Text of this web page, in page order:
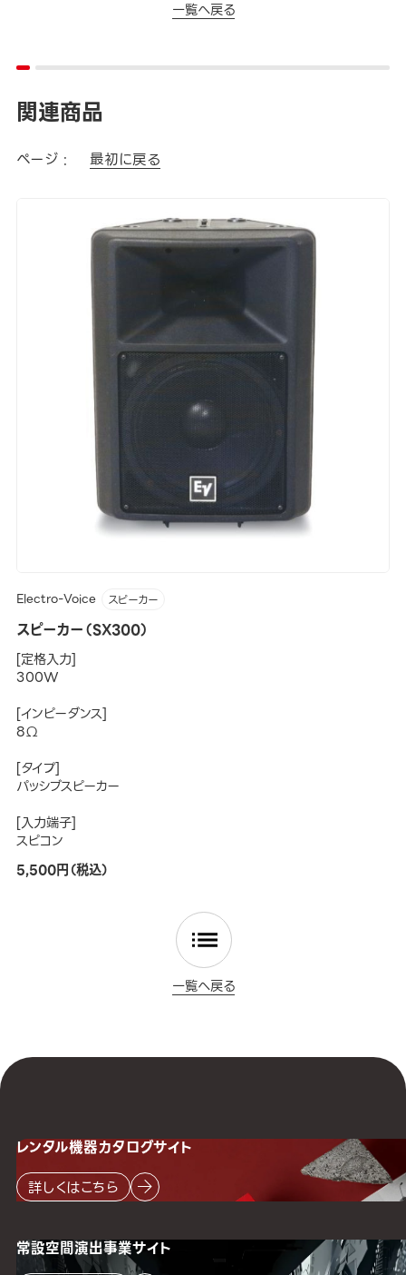
一覧へ戻る
関連商品
ページ : 最初に戻る
Electro-Voice スピーカー
スピーカー（SX300）
[定格入力]
300W
[インピーダンス]
8Ω
[タイプ]
パッシブスピーカー
[入力端子]
スピコン
5,500円（税込）
一覧へ戻る
レンタル機器カタログサイト
詳しくはこちら
常設空間演出事業サイト